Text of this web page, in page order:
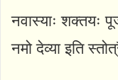
नवास्याः शक्तयः
नमो देव्या इति